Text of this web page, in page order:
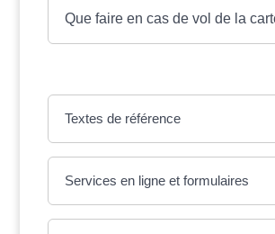
Que faire en cas de vol de la
Textes de référence
Services en ligne et formulaires